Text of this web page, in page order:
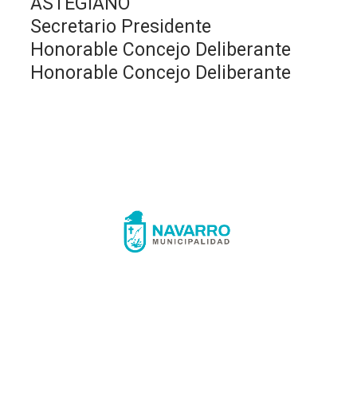
Secretario Presidente
Honorable Concejo Deliberante
Honorable Concejo Deliberante